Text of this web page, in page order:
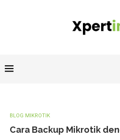
BLOG MIKROTIK
Cara Backup Mikrotik